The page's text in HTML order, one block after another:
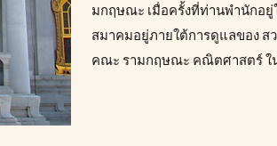
มกฤษณะ เมื่อครั้งที่ท่านพำนักอยู่
สมาคมอยู่ภายใต้การดูแลของ
คณะ รามกฤษณะ คณิตศาสตร์ ใ